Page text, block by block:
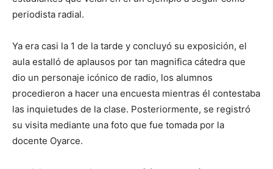
periodista radial.
Ya era casi la 1 de la tarde y concluyó su exposición, el
aula estalló de aplausos por tan magnifica cátedra que
dio un personaje icónico de radio, los alumnos
procedieron a hacer una encuesta mientras él contestaba
las inquietudes de la clase. Posteriormente, se registró
su visita mediante una foto que fue tomada por la
docente Oyarce.